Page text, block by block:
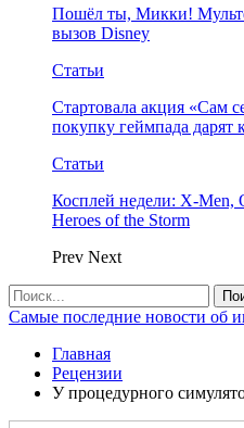
Пошёл ты, Микки!
вызов Disney
Статьи
Стартовала акция «Сам
покупку геймпада дарят
Статьи
Косплей недели: X-Men,
Heroes of the Storm
Prev Next
Самые последние новости об
Главная
Рецензии
У процедурного